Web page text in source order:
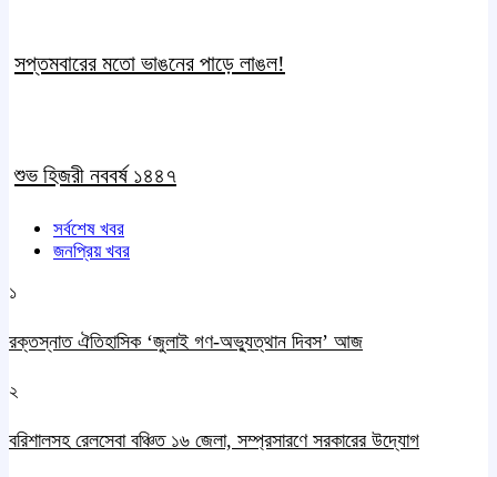
সপ্তমবারের মতো ভাঙনের পাড়ে লাঙল!
শুভ হিজরী নববর্ষ ১৪৪৭
সর্বশেষ খবর
জনপ্রিয় খবর
১
রক্তস্নাত ঐতিহাসিক ‌‘জুলাই গণ-অভ্যুত্থান দিবস’ আজ
২
বরিশালসহ রেলসেবা বঞ্চিত ১৬ জেলা, সম্প্রসারণে সরকারের উদ্যোগ